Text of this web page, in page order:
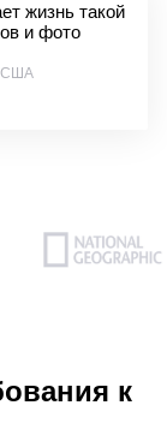
жизнь такой
и фото
США
к